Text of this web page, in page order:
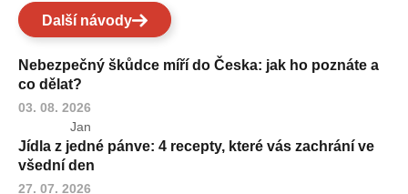
Další návody
Nebezpečný škůdce míří do Česka: jak ho poznáte a
co dělat?
03. 08. 2026
Jan
Jídla z jedné pánve: 4 recepty, které vás zachrání ve
všední den
27. 07. 2026